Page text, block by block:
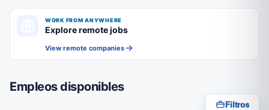
WORK FROM ANYWHERE
Explore remote jobs
View remote companies
Empleos disponibles
Filtros